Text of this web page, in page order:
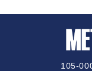
105-